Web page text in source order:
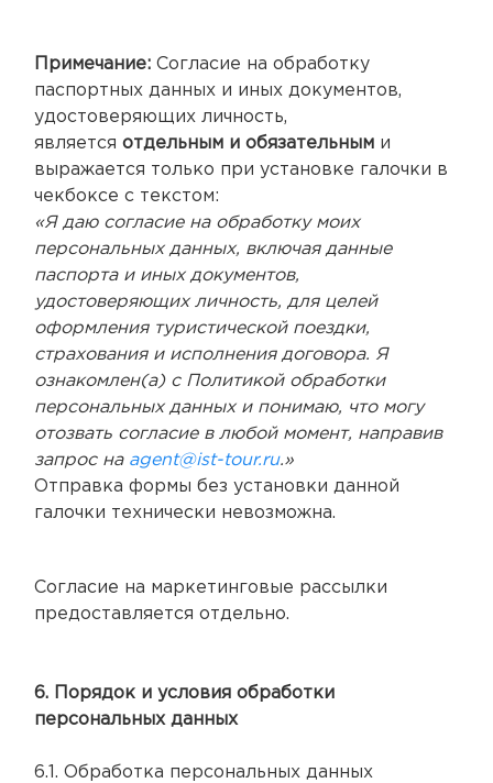
Примечание: Согласие на обработку
паспортных данных и иных документов,
удостоверяющих личность,
является отдельным и обязательным и
выражается только при установке галочки в
чекбоксе с текстом:
«Я даю согласие на обработку моих
персональных данных, включая данные
паспорта и иных документов,
удостоверяющих личность, для целей
оформления туристической поездки,
страхования и исполнения договора. Я
ознакомлен(а) с Политикой обработки
персональных данных и понимаю, что могу
отозвать согласие в любой момент, направив
запрос на agent@ist-tour.ru.»
Отправка формы без установки данной
галочки технически невозможна.
Согласие на маркетинговые рассылки
предоставляется отдельно.
6. Порядок и условия обработки
персональных данных
6.1. Обработка персональных данных